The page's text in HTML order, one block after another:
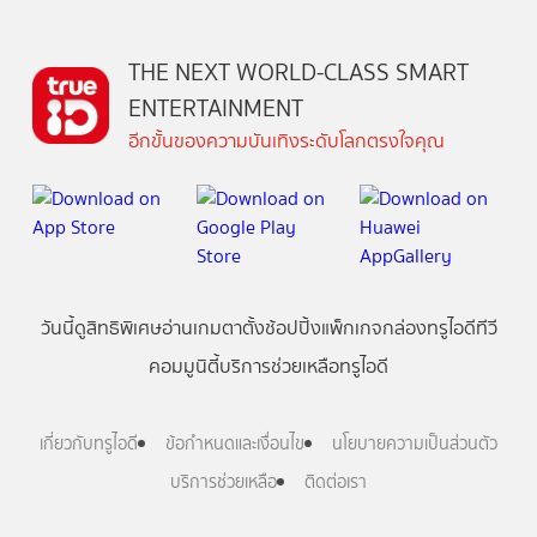
THE NEXT WORLD-CLASS SMART
ENTERTAINMENT
อีกขั้นของความบันเทิงระดับโลกตรงใจคุณ
วันนี้ดูสิทธิพิเศษอ่านเกมตาตั้งช้อปปิ้งแพ็กเกจกล่องทรูไอดีทีวี
คอมมูนิตี้บริการช่วยเหลือทรูไอดี
เกี่ยวกับทรูไอดี ข้อกำหนดและเงื่อนไข
นโยบายความเป็นส่วนตัว
บริการช่วยเหลือ
ติดต่อเรา